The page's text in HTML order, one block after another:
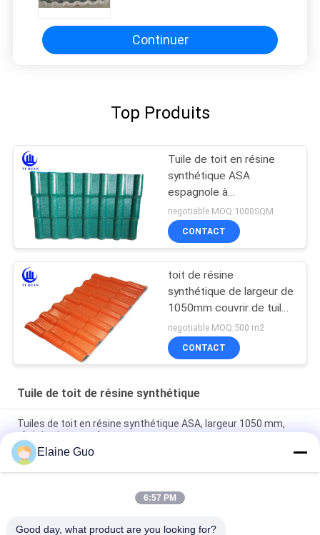
Continuer
Top Produits
Tuile de toit en résine
synthétique ASA
espagnole à
performance
autonettoyante
negotiable MOQ:1000SQM
CONTACT
toit de résine
synthétique de largeur de
1050mm couvrir de tuiles
les feuilles espagnoles
de toit à vendre
negotiable MOQ:500 m2
CONTACT
Tuile de toit de résine synthétique
Tuiles de toit en résine synthétique ASA, largeur 1050 mm,
résistantes aux chocs
Carreaux de toiture en PVC ASA 1050 mm Large 2,5 mm
Épaisseur ignifuge
Carreaux de toiture en résine synthétique ASA 1050 mm
Elaine Guo
6:57 PM
Good day, what product are you looking for?